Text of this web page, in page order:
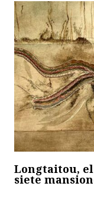
Longtaitou,
siete